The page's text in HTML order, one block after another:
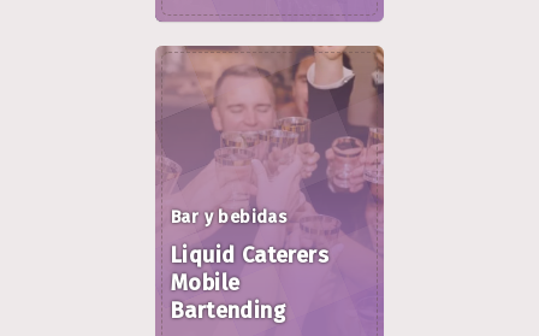
Bar y bebidas
Liquid Caterers
Mobile
Bartending